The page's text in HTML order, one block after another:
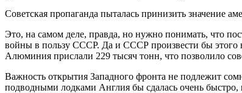
Советская пропаганда пыталась принизить значение
Это, на самом деле, правда, но нужно понимать, что
войны в пользу СССР. Да и СССР произвести бы этого
Алюминия прислали 229 тысяч тонн, что позволило
Важность открытия Западного фронта не подлежит
подводными лодками Англия бы сдалась очень